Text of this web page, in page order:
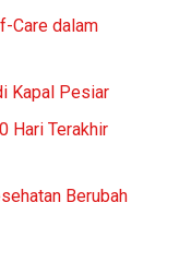
Care dalam
Kapal Pesiar
Hari Terakhir
Berubah